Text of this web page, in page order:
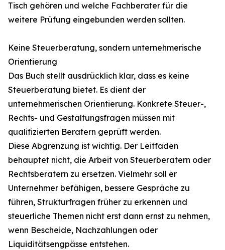
Tisch gehören und welche Fachberater für die
weitere Prüfung eingebunden werden sollten.
Keine Steuerberatung, sondern unternehmerische
Orientierung
Das Buch stellt ausdrücklich klar, dass es keine
Steuerberatung bietet. Es dient der
unternehmerischen Orientierung. Konkrete Steuer-,
Rechts- und Gestaltungsfragen müssen mit
qualifizierten Beratern geprüft werden.
Diese Abgrenzung ist wichtig. Der Leitfaden
behauptet nicht, die Arbeit von Steuerberatern oder
Rechtsberatern zu ersetzen. Vielmehr soll er
Unternehmer befähigen, bessere Gespräche zu
führen, Strukturfragen früher zu erkennen und
steuerliche Themen nicht erst dann ernst zu nehmen,
wenn Bescheide, Nachzahlungen oder
Liquiditätsengpässe entstehen.